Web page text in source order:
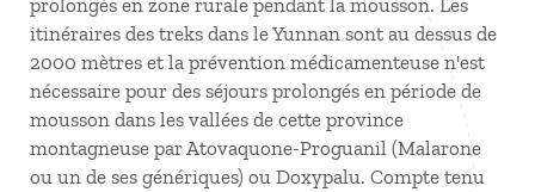
prolongés en zone rurale pendant la mousson. Les
itinéraires des treks dans le Yunnan sont au dessus de
2000 mètres et la prévention médicamenteuse n'est
nécessaire pour des séjours prolongés en période de
mousson dans les vallées de cette province
montagneuse par Atovaquone-Proguanil (Malarone
ou un de ses génériques) ou Doxypalu. Compte tenu